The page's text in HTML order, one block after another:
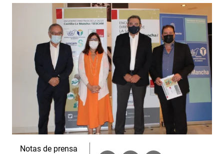
Notas de prensa